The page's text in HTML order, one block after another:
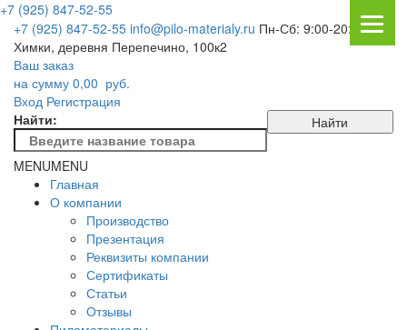
+7 (925) 847-52-55
+7 (925) 847-52-55 info@pilo-materialy.ru Пн-Сб: 9:00-20:00
Химки, деревня Перепечино, 100к2
Ваш заказ
на сумму 0,00 руб.
Вход Регистрация
Найти:
MENUMENU
Главная
О компании
Производство
Презентация
Реквизиты компании
Сертификаты
Статьи
Отзывы